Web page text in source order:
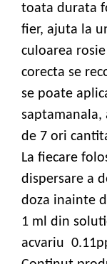
toata durata
fier, ajuta la
culoarea
corecta se
se poate
saptamanala,
de 7 ori
La fiecare
dispersare a
doza inainte
1 ml din
acvariu